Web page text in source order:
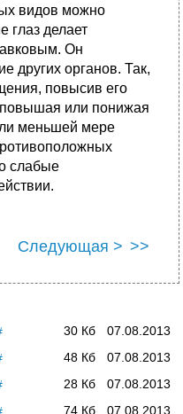
видов можно
глаз делает
Он
других органов. Так,
повысив его
повышая или понижая
меньшей мере
слабые
Следующая > >>
07.08.2013
30 Кб
07.08.2013
48 Кб
07.08.2013
28 Кб
07.08.2013
74 Кб